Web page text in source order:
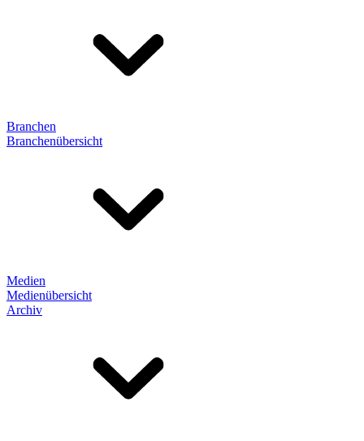
Branchen
Branchenübersicht
Medien
Medienübersicht
Archiv